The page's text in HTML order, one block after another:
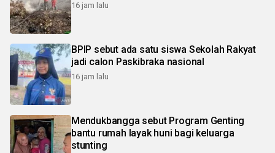
16 jam lalu
BPIP sebut ada satu siswa Sekolah Rakyat
jadi calon Paskibraka nasional
16 jam lalu
Mendukbangga sebut Program Genting
bantu rumah layak huni bagi keluarga
stunting